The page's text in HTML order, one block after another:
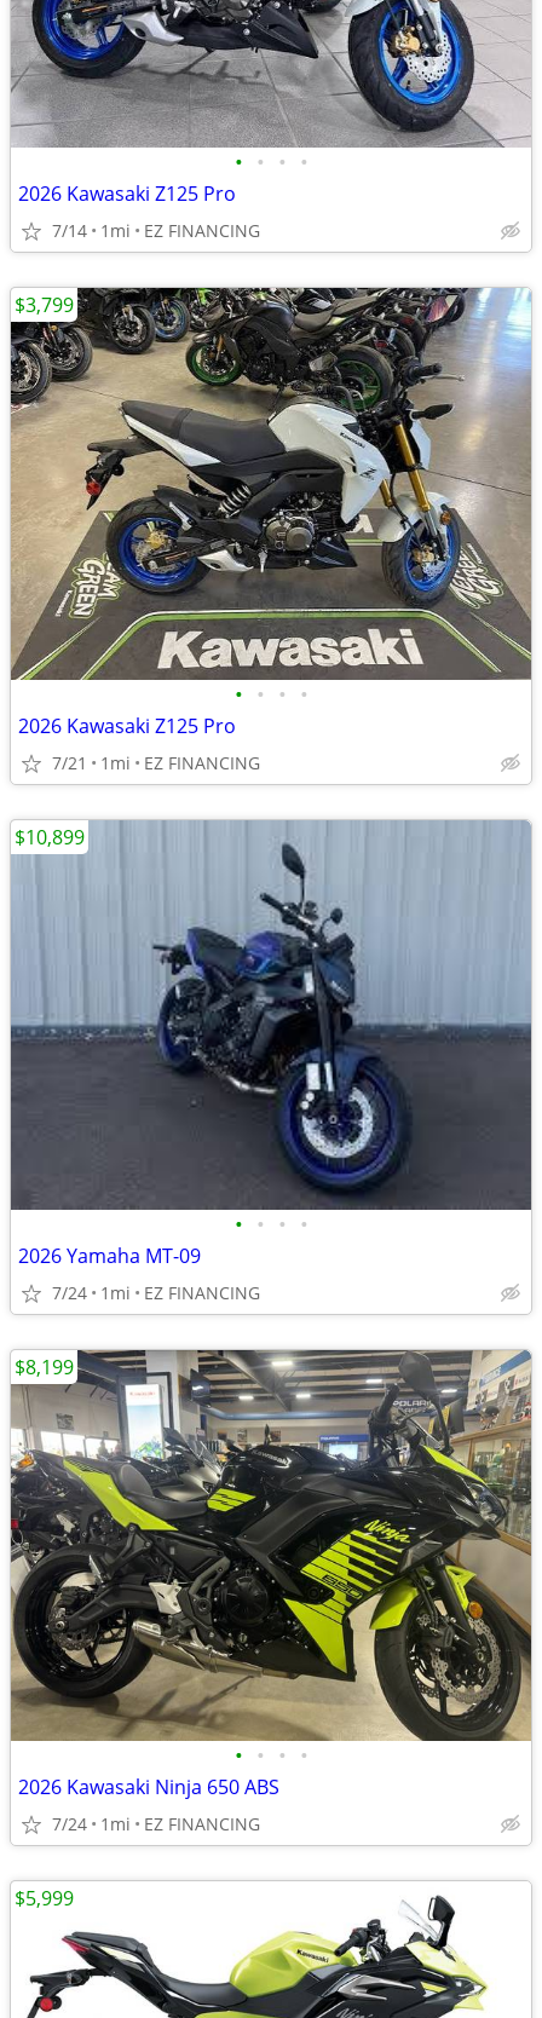
• • • •
2026 Kawasaki Z125 Pro
7/14 1mi EZ FINANCING
• • • •
2026 Kawasaki Z125 Pro
7/21 1mi EZ FINANCING
$3,799
• • • •
2026 Yamaha MT-09
7/24 1mi EZ FINANCING
$10,899
• • • •
2026 Kawasaki Ninja 650 ABS
7/24 1mi EZ FINANCING
$8,199
$5,999